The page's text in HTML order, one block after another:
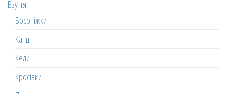
Взуття
Босоніжки
Капці
Кеди
Кросівки